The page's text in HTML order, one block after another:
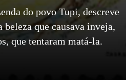
do povo Tupi, descreve
que causava inveja,
que tentaram matá-la.